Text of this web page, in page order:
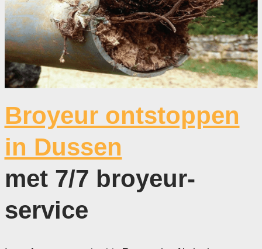
Broyeur ontstoppen
in Dussen
met 7/7 broyeur-
service